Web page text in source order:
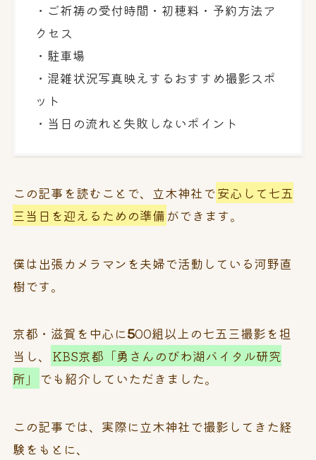
・ご祈祷の受付時間・初穂料・予約方法ア
クセス
・駐車場
・混雑状況写真映えするおすすめ撮影スポ
ット
・当日の流れと失敗しないポイント
この記事を読むことで、立木神社で安心して七五
三当日を迎えるための準備ができます。
僕は出張カメラマンを夫婦で活動している河野直
樹です。
京都・滋賀を中心に500組以上の七五三撮影を担
当し、
KBS京都「勇さんのびわ湖バイタル研究
所」
でも紹介していただきました。
この記事では、実際に立木神社で撮影してきた経
験をもとに、